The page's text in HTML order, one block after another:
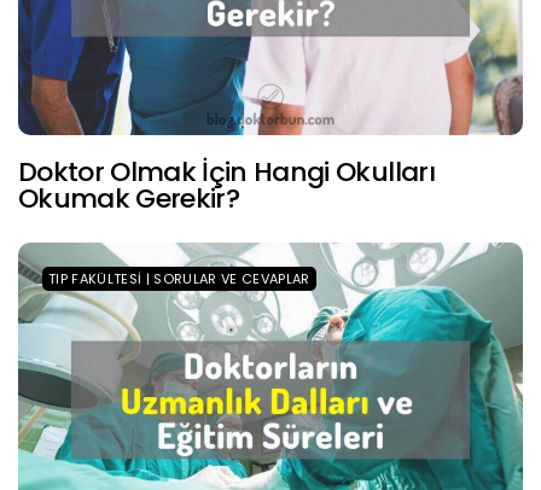
Doktor Olmak İçin Hangi Okulları
Okumak Gerekir?
TIP FAKÜLTESI | SORULAR VE CEVAPLAR